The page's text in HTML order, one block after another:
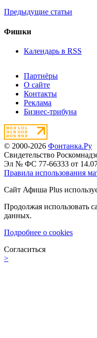
Предыдущие статьи
Фишки
Календарь в RSS
Партнёры
О сайте
Контакты
Реклама
Бизнес-трибуна
© 2000-2026 Фонтанка.Ру
Свидетельство
Эл № ФС 77-66333 от
Правила использования
Сайт Афиша Plus
Продолжая использовать
данных.
Подробнее о cookies
Согласиться
>